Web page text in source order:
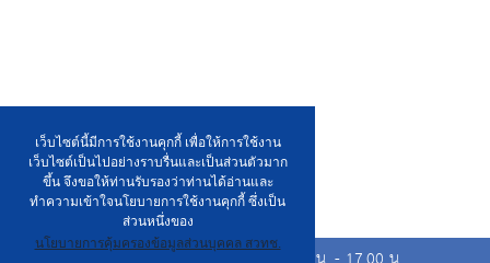
เว็บไซต์นี้มีการใช้งานคุกกี้ เพื่อให้การใช้งาน
เว็บไซต์เป็นไปอย่างราบรื่นและเป็นส่วนตัวมาก
ขึ้น จึงขอให้ท่านรับรองว่าท่านได้อ่านและ
ทำความเข้าใจนโยบายการใช้งานคุกกี้ ซึ่งเป็น
ส่วนหนึ่งของ
นโยบายการคุ้มครองข้อมูลส่วนบุคคล สวทช.